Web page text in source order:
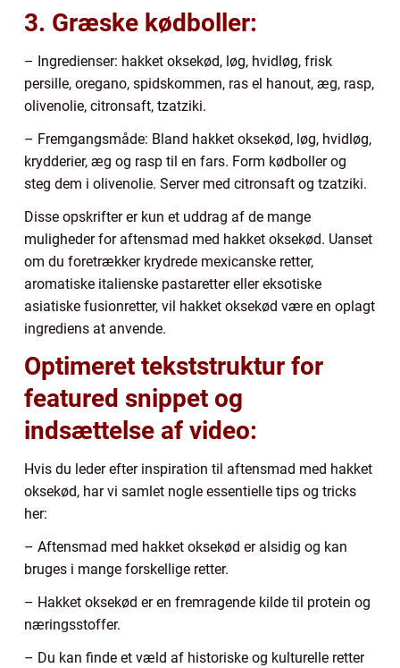
3. Græske kødboller:
– Ingredienser: hakket oksekød, løg, hvidløg, frisk
persille, oregano, spidskommen, ras el hanout, æg, rasp,
olivenolie, citronsaft, tzatziki.
– Fremgangsmåde: Bland hakket oksekød, løg, hvidløg,
krydderier, æg og rasp til en fars. Form kødboller og
steg dem i olivenolie. Server med citronsaft og tzatziki.
Disse opskrifter er kun et uddrag af de mange
muligheder for aftensmad med hakket oksekød. Uanset
om du foretrækker krydrede mexicanske retter,
aromatiske italienske pastaretter eller eksotiske
asiatiske fusionretter, vil hakket oksekød være en oplagt
ingrediens at anvende.
Optimeret tekststruktur for
featured snippet og
indsættelse af video:
Hvis du leder efter inspiration til aftensmad med hakket
oksekød, har vi samlet nogle essentielle tips og tricks
her:
– Aftensmad med hakket oksekød er alsidig og kan
bruges i mange forskellige retter.
– Hakket oksekød er en fremragende kilde til protein og
næringsstoffer.
– Du kan finde et væld af historiske og kulturelle retter